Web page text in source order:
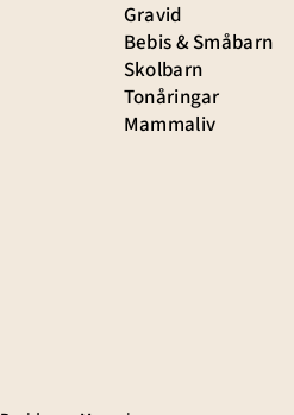
Gravid
Bebis & Småbarn
Skolbarn
Tonåringar
Mammaliv